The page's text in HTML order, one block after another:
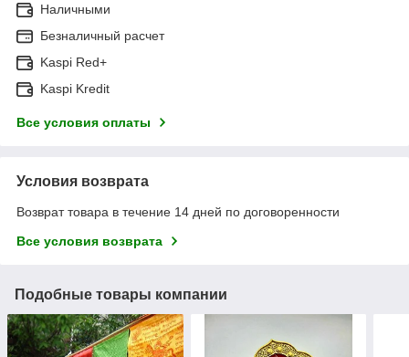
Наличными
Безналичный расчет
Kaspi Red+
Kaspi Kredit
Все условия оплаты
Условия возврата
Возврат товара в течение 14 дней по договоренности
Все условия возврата
Подобные товары компании